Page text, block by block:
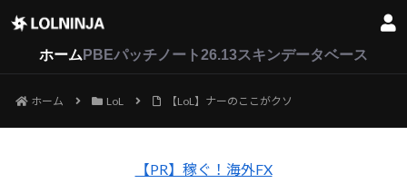
ホーム PBEパッチノート26.13スキンデータベース
ホーム LoL 【LoL】ナーのここがクソ
【PR】稼ぐ！海外FX